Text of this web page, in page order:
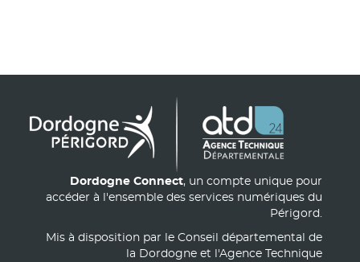
Dordogne Connect, un compte unique pour
accéder à l'ensemble des services numériques du
Périgord.
Mis à disposition par le Conseil départemental de
la Dordogne et l'Agence Technique